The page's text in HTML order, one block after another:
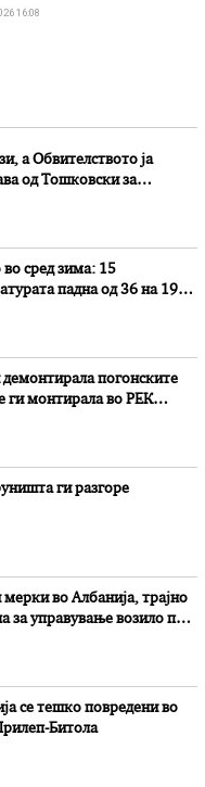
16:08
а Обвителството ја
од Тошковски за
сред зима: 15
падна од 36 на 19
погонските
ги монтирала во РЕК
ги разгоре
во Aлбанија, трајно
за управување возило под
се тешко повредени во
Битола